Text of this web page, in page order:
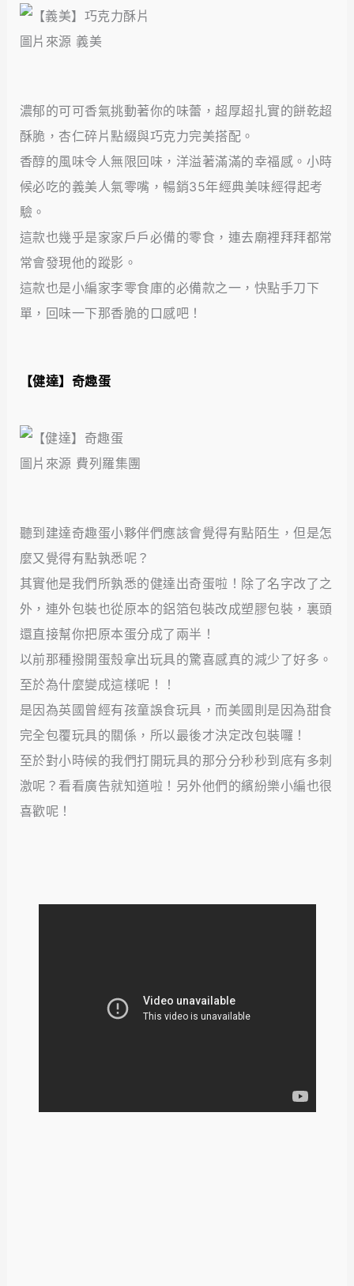
圖片來源 義美
濃郁的可可香氣挑動著你的味蕾，超厚超扎實的餅乾超
酥脆，杏仁碎片點綴與巧克力完美搭配。
香醇的風味令人無限回味，洋溢著滿滿的幸福感。小時
候必吃的義美人氣零嘴，暢銷35年經典美味經得起考
驗。
這款也幾乎是家家戶戶必備的零食，連去廟裡拜拜都常
常會發現他的蹤影。
這款也是小編家李零食庫的必備款之一，快點手刀下
單，回味一下那香脆的口感吧！
【健達】 奇趣蛋
圖片來源 費列羅集團
聽到建達奇趣蛋小夥伴們應該會覺得有點陌生，但是怎
麼又覺得有點孰悉呢？
其實他是我們所孰悉的健達出奇蛋啦！除了名字改了之
外，連外包裝也從原本的鋁箔包裝改成塑膠包裝，裏頭
還直接幫你把原本蛋分成了兩半！
以前那種撥開蛋殼拿出玩具的驚喜感真的減少了好多。
至於為什麼變成這樣呢！！
是因為英國曾經有孩童誤食玩具，而美國則是因為甜食
完全包覆玩具的關係，所以最後才決定改包裝囉！
至於對小時候的我們打開玩具的那分分秒秒到底有多刺
激呢？看看廣告就知道啦！另外他們的繽紛樂小編也很
喜歡呢！